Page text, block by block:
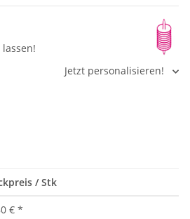
Jetzt personalisieren!
/ Stk
€ *